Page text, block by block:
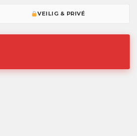
VEILIG & PRIVÉ